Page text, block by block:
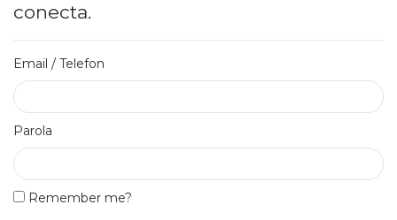
conecta.
Email / Telefon
Parola
Remember me?